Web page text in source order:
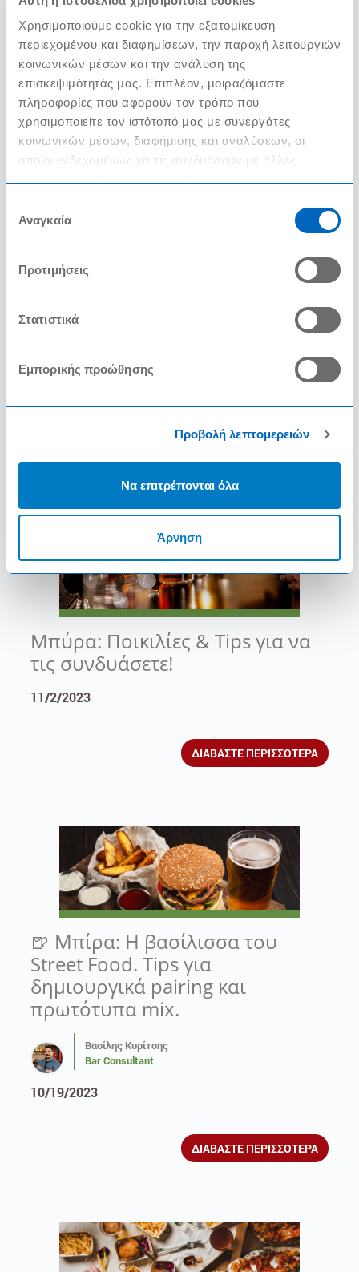
Χρησιμοποιούμε cookie για την εξατομίκευση
περιεχομένου και διαφημίσεων, την παροχή λειτουργιών
κοινωνικών μέσων και την ανάλυση της
επισκεψιμότητάς μας. Επιπλέον, μοιραζόμαστε
πληροφορίες που αφορούν τον τρόπο που
χρησιμοποιείτε τον ιστότοπό μας με συνεργάτες
κοινωνικών μέσων, διαφήμισης και αναλύσεων, οι
οποίοι ενδεχομένως να τις συνδυάσουν με άλλες
των υπηρεσιών τους.
συγκατάθεσης
Αναγκαία
Προτιμήσεις
Στατιστικά
Εμπορικής προώθησης
Προβολή λεπτομερειών
Να επιτρέπονται όλα
Άρνηση
Όλα για τα απεριτίφ!
11/3/2023
ΔΙΑΒΑΣΤΕ ΠΕΡΙΣΣΟΤΕΡΑ
Το Μενού της 25ης Μαρτίου
Μπύρα: Ποικιλίες & Tips για να
τις συνδυάσετε!
11/2/2023
ΔΙΑΒΑΣΤΕ ΠΕΡΙΣΣΟΤΕΡΑ
🍺 Μπίρα: Η βασίλισσα του
Street Food. Tips για
δημιουργικά pairing και
πρωτότυπα mix.
Βασίλης Κυρίτσης
Bar Consultant
10/19/2023
ΔΙΑΒΑΣΤΕ ΠΕΡΙΣΣΟΤΕΡΑ